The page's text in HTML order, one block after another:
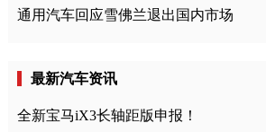
通用汽车回应雪佛兰退出国内市场
最新汽车资讯
全新宝马iX3长轴距版申报！